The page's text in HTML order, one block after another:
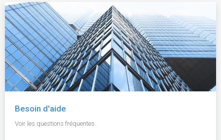
Besoin d'aide
Voir les questions fréquentes.